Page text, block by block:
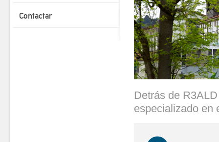
Contactar
Detrás de
especializado en